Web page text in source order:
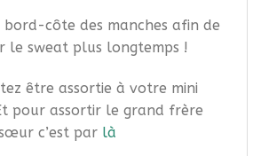
bord-côte des manches afin de
le sweat plus longtemps !
être assortie à votre mini
pour assortir le grand frère
c’est par là